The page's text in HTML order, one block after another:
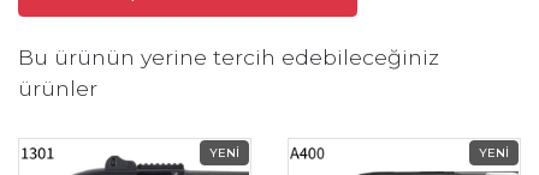
Bu ürünün yerine tercih edebileceğiniz
ürünler